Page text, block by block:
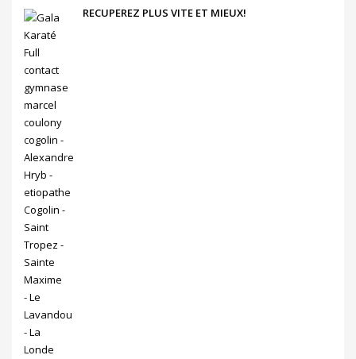
RECUPEREZ PLUS VITE ET MIEUX!